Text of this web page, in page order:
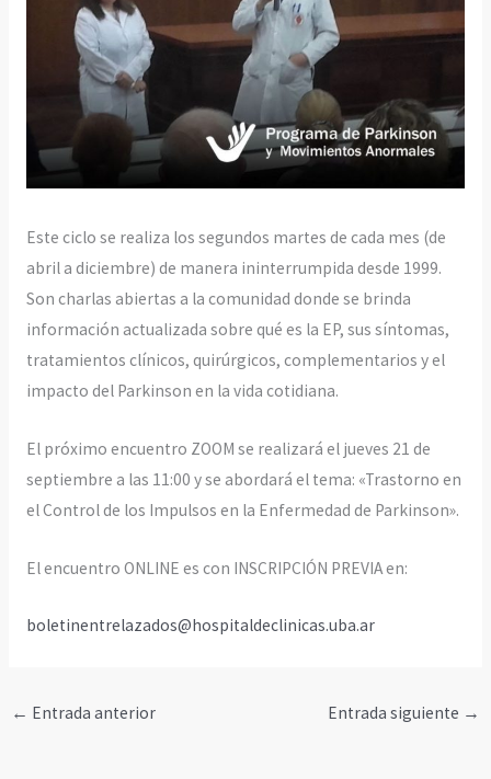
Este ciclo se realiza los segundos martes de cada mes (de
abril a diciembre) de manera ininterrumpida desde 1999.
Son charlas abiertas a la comunidad donde se brinda
información actualizada sobre qué es la EP, sus síntomas,
tratamientos clínicos, quirúrgicos, complementarios y el
impacto del Parkinson en la vida cotidiana.
El próximo encuentro ZOOM se realizará el jueves 21 de
septiembre a las 11:00 y se abordará el tema: «Trastorno en
el Control de los Impulsos en la Enfermedad de Parkinson».
El encuentro ONLINE es con INSCRIPCIÓN PREVIA en:
boletinentrelazados@hospitaldeclinicas.uba.ar
← Entrada anterior Entrada siguiente →